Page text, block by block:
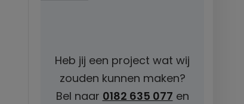
Heb jij een project wat wij
zouden kunnen maken?
Bel naar 0182 635 077 en